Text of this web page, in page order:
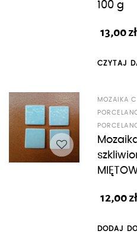
100 g
13,00zł
CZYTAJ
MOZAIKA
12,00zł
DODAJ